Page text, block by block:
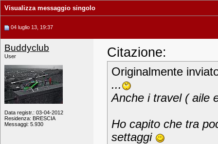
Visualizza messaggio singolo
04 luglio 13, 19:37
Buddyclub
User
Data registr.: 03-04-2012
Residenza: BRESCIA
Messaggi: 5.930
Citazione:
Originalmente
...
Anche i travel ( aile
Ho capito che tra
settaggi